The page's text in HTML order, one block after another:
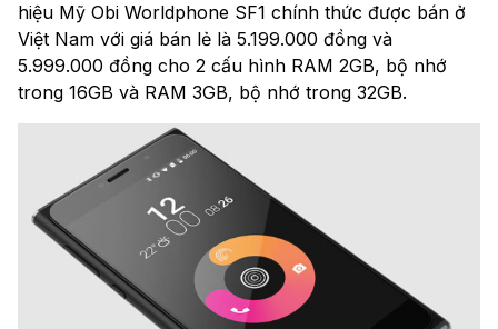
hiệu Mỹ Obi Worldphone SF1 chính thức được bán ở
Việt Nam với giá bán lẻ là 5.199.000 đồng và
5.999.000 đồng cho 2 cấu hình RAM 2GB, bộ nhớ
trong 16GB và RAM 3GB, bộ nhớ trong 32GB.